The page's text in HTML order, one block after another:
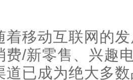
着移动互联网的
费/新零售、兴趣
道已成为绝大多